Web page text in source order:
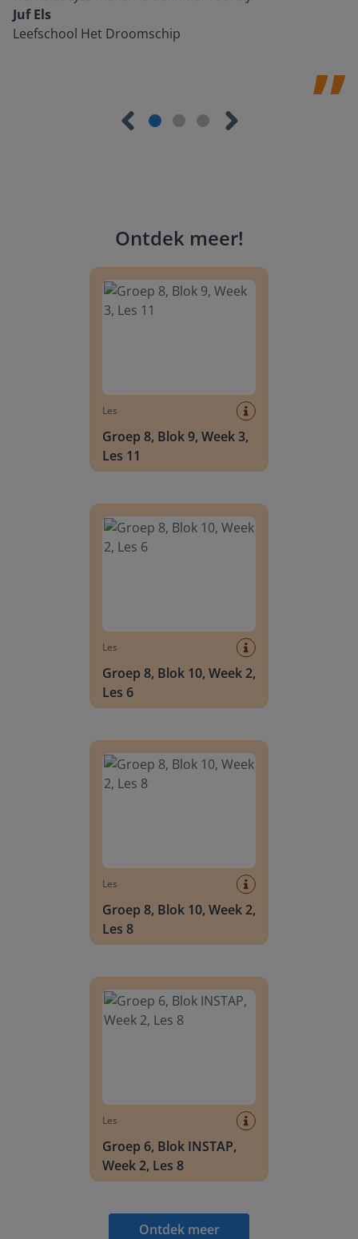
Juf Els
Leefschool Het Droomschip
Ontdek meer!
Les
Groep 8, Blok 9, Week 3,
Les 11
Les
Groep 8, Blok 10, Week 2,
Les 6
Les
Groep 8, Blok 10, Week 2,
Les 8
Les
Groep 6, Blok INSTAP,
Week 2, Les 8
Ontdek meer